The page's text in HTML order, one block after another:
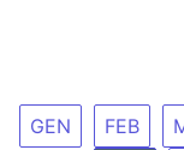
GEN FEB